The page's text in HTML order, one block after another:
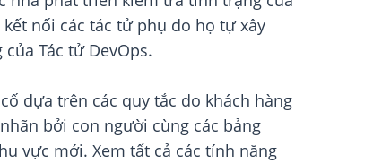
nối các tác tử phụ do họ tự xây
Tác tử DevOps.
dựa trên các quy tắc do khách hàng
bởi con người cùng các bảng
vực mới. Xem tất cả các tính năng